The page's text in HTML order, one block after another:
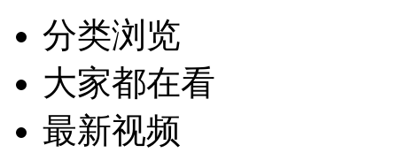
分类浏览
大家都在看
最新视频